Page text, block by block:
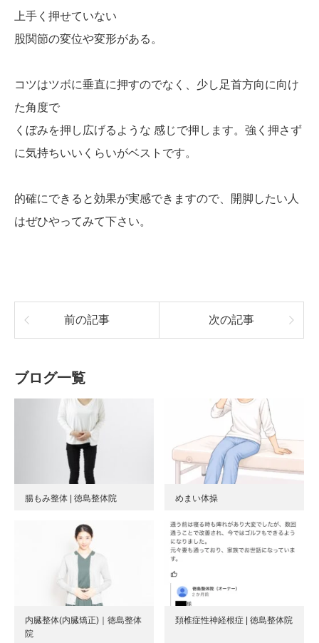
上手く押せていない
股関節の変位や変形がある。
コツはツボに垂直に押すのでなく、少し足首方向に向け
た角度で
くぼみを押し広げるような 感じで押します。強く押さず
に気持ちいいくらいがベストです。
的確にできると効果が実感できますので、開脚したい人
はぜひやってみて下さい。
前の記事 次の記事
ブログ一覧
腸もみ整体 | 徳島整体院 めまい体操
内臓整体(内臓矯正)｜徳島整体
院
頚椎症性神経根症 | 徳島整体院